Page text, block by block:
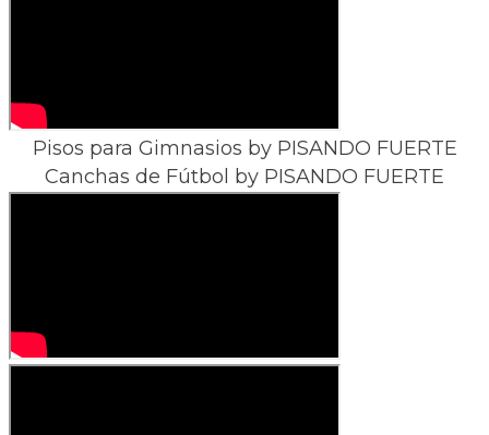
Pisos para Gimnasios by PISANDO FUERTE
Canchas de Fútbol by PISANDO FUERTE